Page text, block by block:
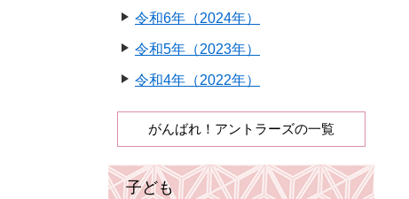
令和6年（2024年）
令和5年（2023年）
令和4年（2022年）
がんばれ！アントラーズの一覧
子ども